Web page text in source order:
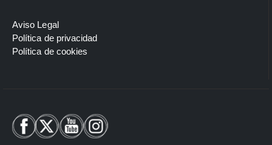
Aviso Legal
Política de privacidad
Política de cookies